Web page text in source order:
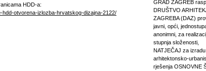
HDD-a:
hdd-otvorena-izlozba-hrvatskog-dizajna-2122/
GRAD ZAGREB
DRUŠTVO
ZAGREBA (DAZ)
javni, opći,
anonimni, za
stupnja složenosti,
NATJEČAJ za
arhitektonsko-
rješenja OSNOVNE